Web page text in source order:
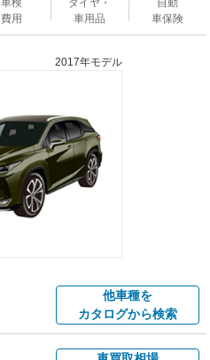
車検
費用
タイヤ・
車用品
自動
車保険
2017年モデル
他車種を
カタログから検索